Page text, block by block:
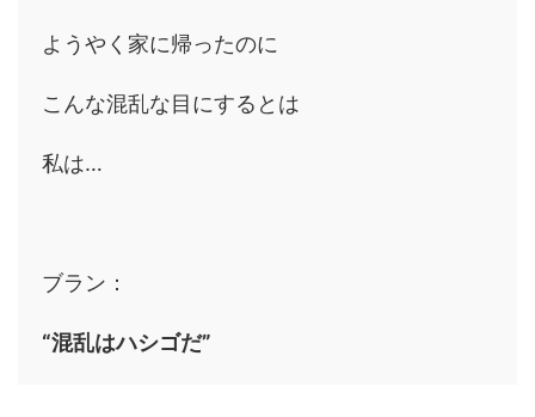
ようやく家に帰ったのに
こんな混乱な目にするとは
私は…
ブラン：
“混乱はハシゴだ”